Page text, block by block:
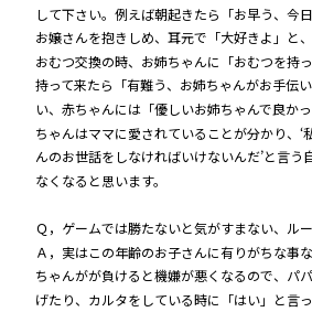
して下さい。例えば朝起きたら「お早う、今
お嬢さんを抱きしめ、耳元で「大好きよ」と
おむつ交換の時、お姉ちゃんに「おむつを持
持って来たら「有難う、お姉ちゃんがお手伝
い、赤ちゃんには「優しいお姉ちゃんで良か
ちゃんはママに愛されていることが分かり、‘
んのお世話をしなければいけないんだ’と言
なくなると思います。
Ｑ，ゲームでは勝たないと気がすまない、ル
Ａ，実はこの年齢のお子さんに有りがちな事
ちゃんがが負けると機嫌が悪くなるので、パ
げたり、カルタをしている時に「はい」と言